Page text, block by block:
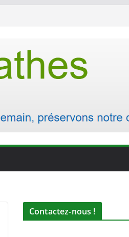
Contactez-nous !